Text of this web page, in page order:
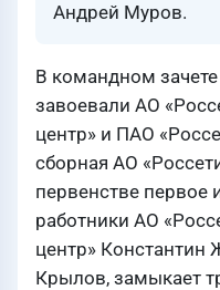
Андрей Муров.
В командном
завоевали АО
центр» и ПАО
сборная АО
первенстве первое
работники АО
центр» Константин
Крылов, замыкает